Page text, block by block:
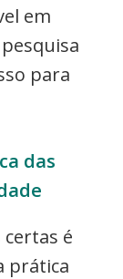
em
para
das
é
prática